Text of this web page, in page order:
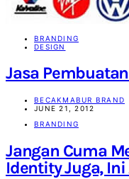
BRANDING
DESIGN
Jasa
BECAKMABUR BRAND
JUNE 21, 2012
BRANDING
Jangan Cuma
Identity Juga,